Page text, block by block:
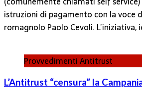
istruzioni di pagamento con la voce
romagnolo Paolo Cevoli. L’iniziativa,
Provvedimenti Antitrust
L’Antitrust “censura” la